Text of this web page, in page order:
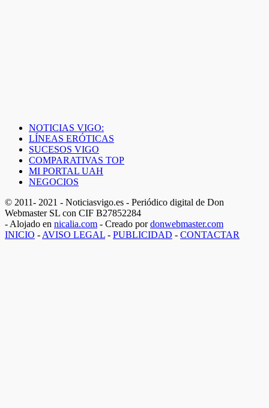
NOTICIAS VIGO:
LÍNEAS ERÓTICAS
SUCESOS VIGO
COMPARATIVAS TOP
MI PORTAL UAH
NEGOCIOS
© 2011- 2021 - Noticiasvigo.es - Periódico digital de Don
Webmaster SL con CIF B27852284
- Alojado en nicalia.com - Creado pordonwebmaster.com
INICIO - AVISO LEGAL - PUBLICIDAD - CONTACTAR